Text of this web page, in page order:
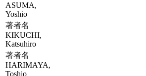
ASUMA,
Yoshio
著者名
KIKUCHI,
Katsuhiro
著者名
HARIMAYA,
Toshio